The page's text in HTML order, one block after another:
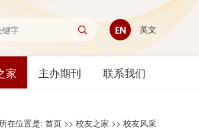
英文
家 主办期刊 联系我们
在位置是: 首页 >> 校友之家 >> 校友风采